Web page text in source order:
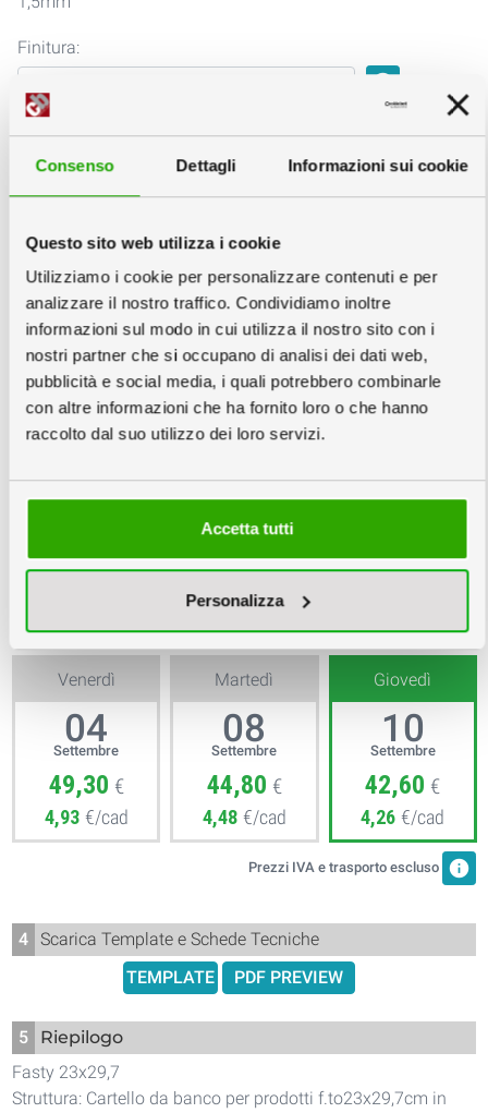
Consenso Dettagli Informazioni sui cookie
Questo sito web utilizza i cookie
Utilizziamo i cookie per personalizzare contenuti e per
analizzare il nostro traffico. Condividiamo inoltre
informazioni sul modo in cui utilizza il nostro sito con i
nostri partner che si occupano di analisi dei dati web,
pubblicità e social media, i quali potrebbero combinarle
con altre informazioni che ha fornito loro o che hanno
raccolto dal suo utilizzo dei loro servizi.
Accetta tutti
Personalizza
Finitura:
info
Tasca:
info
Imballo:
Inscatolati
Unico
Scegli la quantità e la data
Copie minimo 10
Venerdì
04
Settembre
49,30 €
4,93 €/cad
Martedì
08
Settembre
44,80 €
4,48 €/cad
Giovedì
10
Settembre
42,60 €
4,26 €/cad
Prezzi IVA e trasporto escluso info
4 Scarica Template e Schede Tecniche
TEMPLATE
PDF PREVIEW
5
Riepilogo
Fasty 23x29,7
Struttura: Cartello da banco per prodotti f.to23x29,7cm in